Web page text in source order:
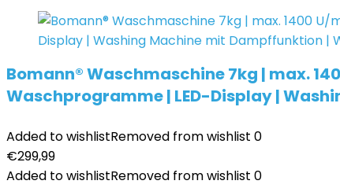
Bomann® Waschmaschine 7kg | max.
Waschprogramme | LED-Display |
Added to wishlistRemoved from wishlist 0
€299,99
Added to wishlistRemoved from wishlist 0